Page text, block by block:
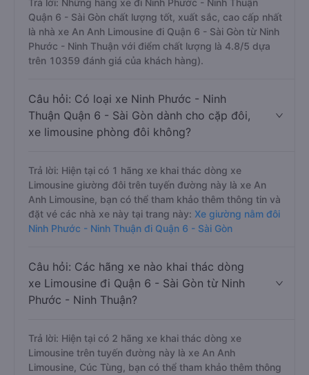
Trả lời: Những hãng xe đi Ninh Phước - Ninh Thuận
Quận 6 - Sài Gòn chất lượng tốt, xuất sắc, cao cấp nhất
là nhà xe An Anh Limousine đi Quận 6 - Sài Gòn từ Ninh
Phước - Ninh Thuận với điểm chất lượng là 4.8/5 dựa
trên 10359 đánh giá của khách hàng).
Câu hỏi: Có loại xe Ninh Phước - Ninh
Thuận Quận 6 - Sài Gòn dành cho cặp đôi,
xe limousine phòng đôi không?
Trả lời: Hiện tại có 1 hãng xe khai thác dòng xe
Limousine giường đôi trên tuyến đường này là xe An
Anh Limousine, bạn có thể tham khảo thêm thông tin và
đặt vé các nhà xe này tại trang này: Xe giường nằm đôi
Ninh Phước - Ninh Thuận đi Quận 6 - Sài Gòn
Câu hỏi: Các hãng xe nào khai thác dòng
xe Limousine đi Quận 6 - Sài Gòn từ Ninh
Phước - Ninh Thuận?
Trả lời: Hiện tại có 2 hãng xe khai thác dòng xe
Limousine trên tuyến đường này là xe An Anh
Limousine, Cúc Tùng, bạn có thể tham khảo thêm thông